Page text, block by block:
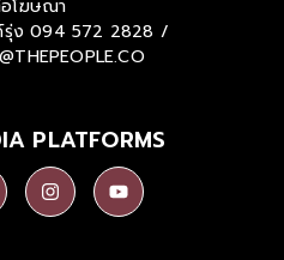
โฆษณา
ง 094 572 2828 /
PLATFORMS